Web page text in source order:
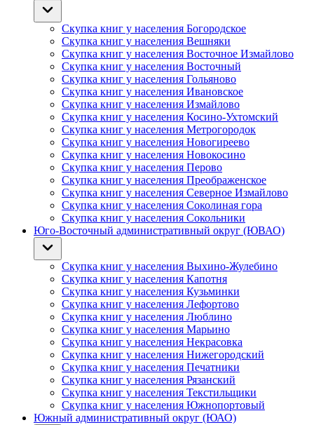
Скупка книг у населения Богородское
Скупка книг у населения Вешняки
Скупка книг у населения Восточное Измайлово
Скупка книг у населения Восточный
Скупка книг у населения Гольяново
Скупка книг у населения Ивановское
Скупка книг у населения Измайлово
Скупка книг у населения Косино-Ухтомский
Скупка книг у населения Метрогородок
Скупка книг у населения Новогиреево
Скупка книг у населения Новокосино
Скупка книг у населения Перово
Скупка книг у населения Преображенское
Скупка книг у населения Северное Измайлово
Скупка книг у населения Соколиная гора
Скупка книг у населения Сокольники
Юго-Восточный административный округ (ЮВАО)
Скупка книг у населения Выхино-Жулебино
Скупка книг у населения Капотня
Скупка книг у населения Кузьминки
Скупка книг у населения Лефортово
Скупка книг у населения Люблино
Скупка книг у населения Марьино
Скупка книг у населения Некрасовка
Скупка книг у населения Нижегородский
Скупка книг у населения Печатники
Скупка книг у населения Рязанский
Скупка книг у населения Текстильщики
Скупка книг у населения Южнопортовый
Южный административный округ (ЮАО)